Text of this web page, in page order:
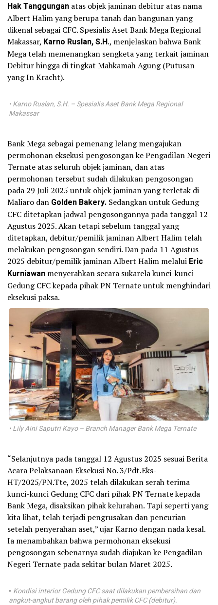
Hak Tanggungan atas objek jaminan debitur atas nama
Albert Halim yang berupa tanah dan bangunan yang
dikenal sebagai CFC. Spesialis Aset Bank Mega Regional
Makassar, Karno Ruslan, S.H., menjelaskan bahwa Bank
Mega telah memenangkan sengketa yang terkait jaminan
Debitur hingga di tingkat Mahkamah Agung (Putusan
yang In Kracht).
• Karno Ruslan, S.H. – Spesialis Aset Bank Mega Regional
Makassar
Bank Mega sebagai pemenang lelang mengajukan
permohonan eksekusi pengosongan ke Pengadilan Negeri
Ternate atas seluruh objek jaminan, dan atas
permohonan tersebut sudah dilakukan pengosongan
pada 29 Juli 2025 untuk objek jaminan yang terletak di
Maliaro dan Golden Bakery. Sedangkan untuk Gedung
CFC ditetapkan jadwal pengosongannya pada tanggal 12
Agustus 2025. Akan tetapi sebelum tanggal yang
ditetapkan, debitur/pemilik jaminan Albert Halim telah
melakukan pengosongan sendiri. Dan pada 11 Agustus
2025 debitur/pemilik jaminan Albert Halim melalui Eric
Kurniawan menyerahkan secara sukarela kunci-kunci
Gedung CFC kepada pihak PN Ternate untuk menghindari
eksekusi paksa.
• Lily Aini Saputri Kayo – Branch Manager Bank Mega Ternate
“Selanjutnya pada tanggal 12 Agustus 2025 sesuai Berita
Acara Pelaksanaan Eksekusi No. 3/Pdt.Eks-
HT/2025/PN.Tte, 2025 telah dilakukan serah terima
kunci-kunci Gedung CFC dari pihak PN Ternate kepada
Bank Mega, disaksikan pihak kelurahan. Tapi seperti yang
kita lihat, telah terjadi pengrusakan dan pencurian
setelah penyerahan aset,” ujar Karno dengan nada kesal.
Ia menambahkan bahwa permohonan eksekusi
pengosongan sebenarnya sudah diajukan ke Pengadilan
Negeri Ternate pada sekitar bulan Maret 2025.
• Kondisi interior Gedung CFC saat dilakukan pembersihan dan
angkut-angkut barang oleh pihak pemilik CFC (debitur).